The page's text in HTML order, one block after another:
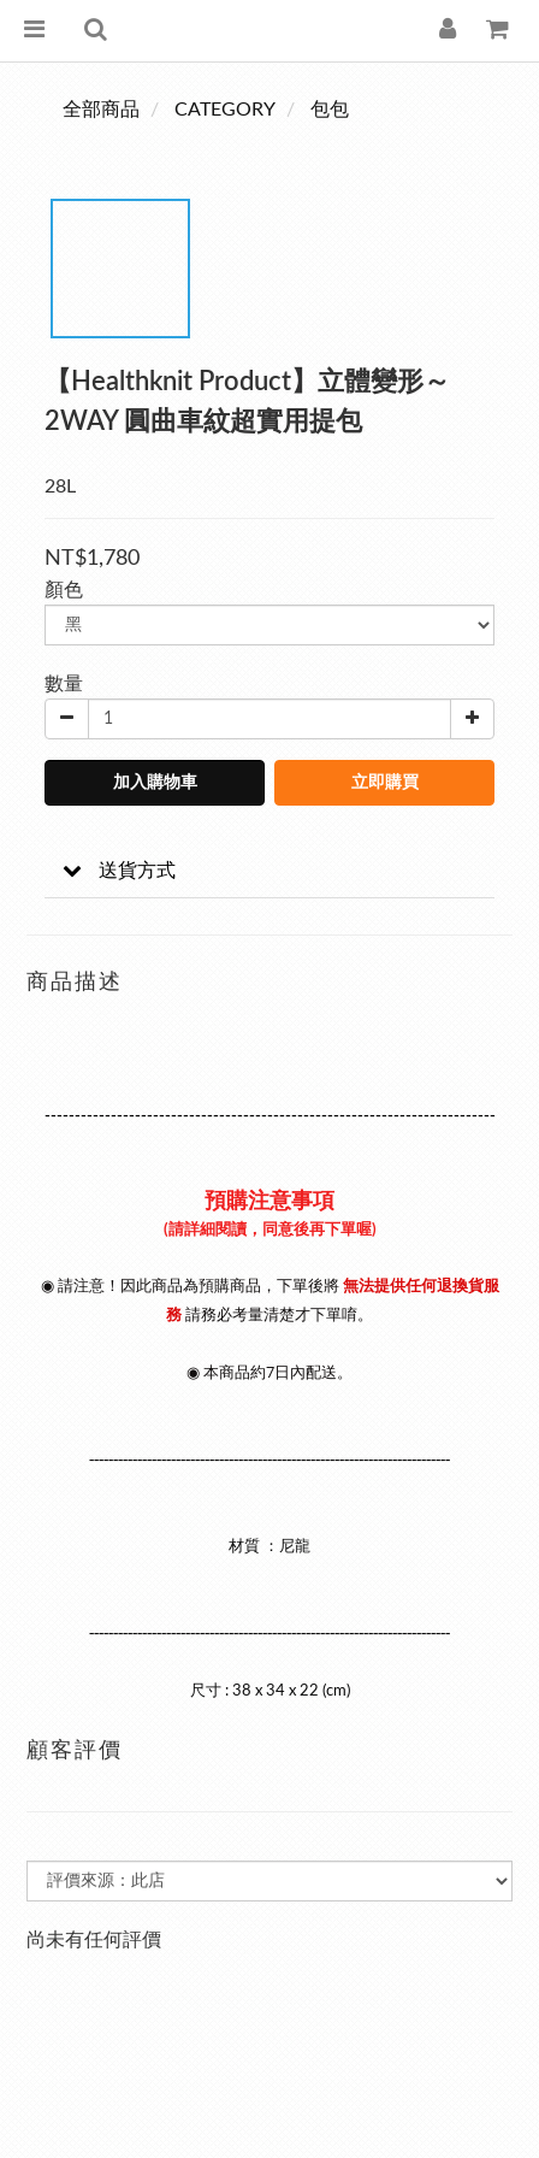
全部商品 CATEGORY 包包
【Healthknit Product】立體變形～
2WAY 圓曲車紋超實用提包
28L
NT$1,780
顏色
數量
加入購物車 立即購買
送貨方式
商品描述
---------------------------------------------------------------------------
預購注意事項
(請詳細閱讀，同意後再下單喔)
◉ 請注意！因此商品為預購商品，下單後將 無法提供任何退換貨服
務 請務必考量清楚才下單唷。
◉本商品約7日內配送。
---------------------------------------------------------------------------
材質 ：尼龍
---------------------------------------------------------------------------
尺寸 : 38 x 34 x 22 (cm)
顧客評價
尚未有任何評價